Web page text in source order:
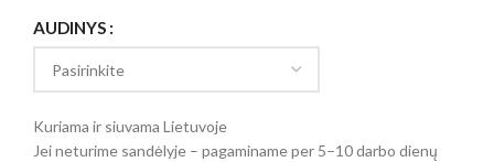
AUDINYS
Kuriama ir siuvama Lietuvoje
Jei neturime sandėlyje – pagaminame per 5–10 darbo dienų